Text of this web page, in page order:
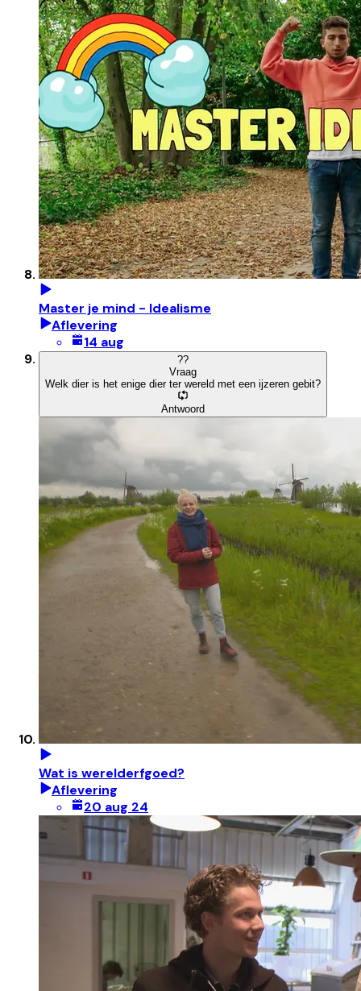
Master je mind - Idealisme
Aflevering
14 aug
??
Vraag
Welk dier is het enige dier ter wereld met een ijzeren gebit?
Antwoord
Wat is werelderfgoed?
Aflevering
20 aug 24